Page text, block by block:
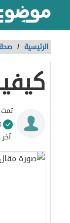
الرئيسية / صحة